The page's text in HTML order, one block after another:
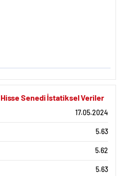
Hisse Senedi İstatiksel Veriler
17.05.2024
5.63
5.62
5.63